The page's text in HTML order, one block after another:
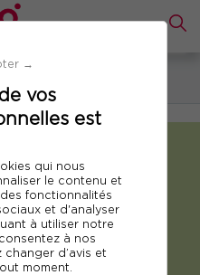
→
vos
est
qui nous
le contenu et
fonctionnalités
et d'analyser
à utiliser notre
à nos
d’avis et
moment.d'acquérir les